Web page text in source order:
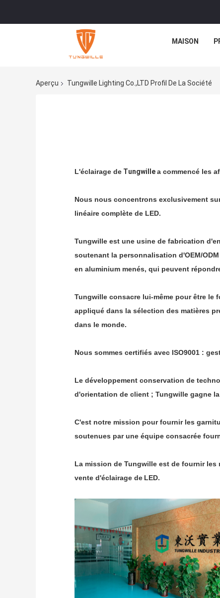
MAISON
Aperçu Tungwille Lighting Co.,LTD Profil De La Société
L'éclairage de Tungwillea commencé les
Nous nous concentrons exclusivement
linéaire complète de LED.
Tungwille est une usine de fabrication
soutenant la personnalisation d'OEM/
en aluminium menés, qui peuvent
Tungwille consacre lui-même pour être le
appliqué dans la sélection des matières
dans le monde.
Nous sommes certifiés avec ISO9001 :
Le développement conservation de
d'orientation de client ; Tungwille gagne
C'est notre mission pour fournir les
soutenues par une équipe consacrée
La mission de Tungwille est de fournir
vente d'éclairage de LED.